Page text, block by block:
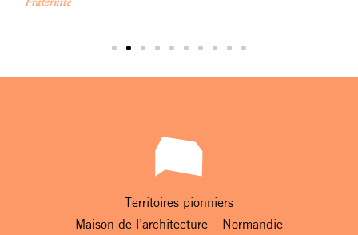
Territoires pionniers
Maison de l’architecture – Normandie